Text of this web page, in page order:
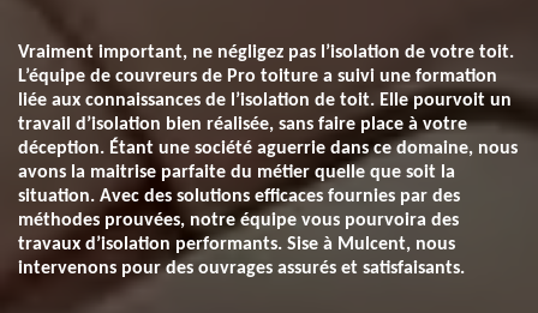
Vraiment important, ne négligez pas l’isolation de votre toit.
L’équipe de couvreurs de Pro toiture a suivi une formation
liée aux connaissances de l’isolation de toit. Elle pourvoit un
travail d’isolation bien réalisée, sans faire place à votre
déception. Étant une société aguerrie dans ce domaine, nous
avons la maitrise parfaite du métier quelle que soit la
situation. Avec des solutions efficaces fournies par des
méthodes prouvées, notre équipe vous pourvoira des
travaux d’isolation performants. Sise à Mulcent, nous
intervenons pour des ouvrages assurés et satisfaisants.